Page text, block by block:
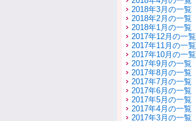
2018年3月の一覧
2018年2月の一覧
2018年1月の一覧
2017年12月の一覧
2017年11月の一覧
2017年10月の一覧
2017年9月の一覧
2017年8月の一覧
2017年7月の一覧
2017年6月の一覧
2017年5月の一覧
2017年4月の一覧
2017年3月の一覧